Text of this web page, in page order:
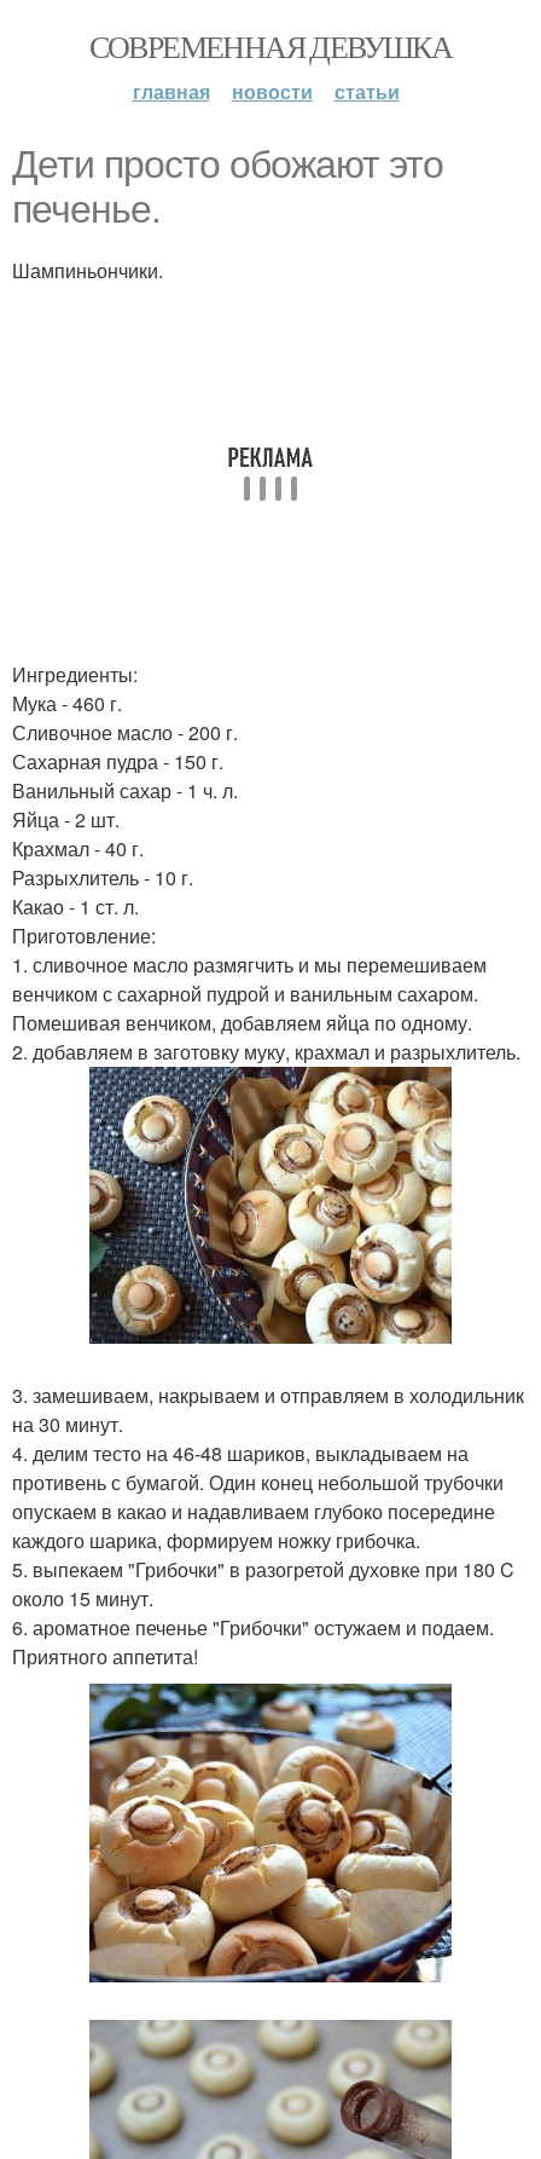
СОВРЕМЕННАЯ ДЕВУШКА
главная новости статьи
Дети просто обожают это
печенье.
Шампиньончики.
Ингредиенты:
Мука - 460 г.
Сливочное масло - 200 г.
Сахарная пудра - 150 г.
Ванильный сахар - 1 ч. л.
Яйца - 2 шт.
Крахмал - 40 г.
Разрыхлитель - 10 г.
Какао - 1 ст. л.
Приготовление:
1. сливочное масло размягчить и мы перемешиваем
венчиком с сахарной пудрой и ванильным сахаром.
Помешивая венчиком, добавляем яйца по одному.
2. добавляем в заготовку муку, крахмал и разрыхлитель.
3. замешиваем, накрываем и отправляем в холодильник
на 30 минут.
4. делим тесто на 46-48 шариков, выкладываем на
противень с бумагой. Один конец небольшой трубочки
опускаем в какао и надавливаем глубоко посередине
каждого шарика, формируем ножку грибочка.
5. выпекаем "Грибочки" в разогретой духовке при 180 C
около 15 минут.
6. ароматное печенье "Грибочки" остужаем и подаем.
Приятного аппетита!